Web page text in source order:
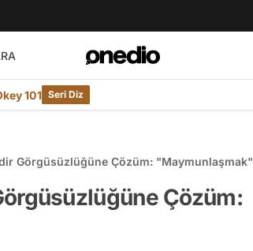
101 Seri Diz
Görgüsüzlüğüne Çözüm: "Maymunlaşmak"
Çözüm: